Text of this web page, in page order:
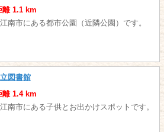
離 1.1 km
南市にある都市公園（近隣公園）です。
図書館
離 1.4 km
南市にある子供とお出かけスポットです。